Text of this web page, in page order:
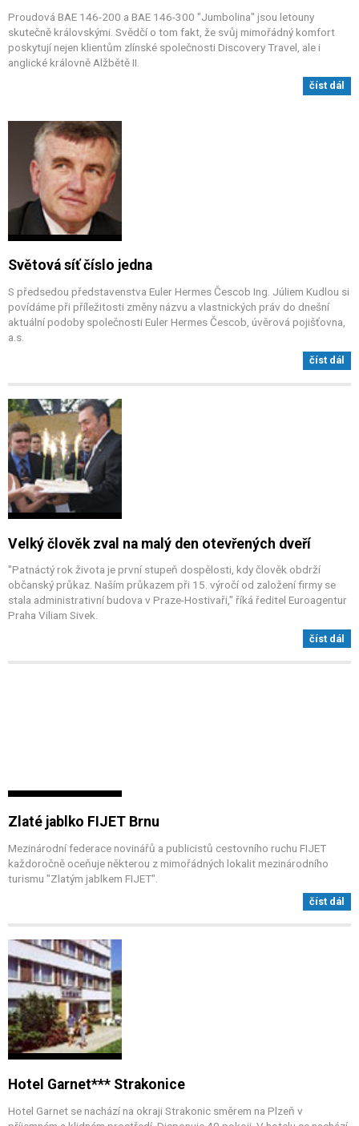
Proudová BAE 146-200 a BAE 146-300 "Jumbolina" jsou letouny
skutečně královskými. Svědčí o tom fakt, že svůj mimořádný komfort
poskytují nejen klientům zlínské společnosti Discovery Travel, ale i
anglické královně Alžbětě II.
číst dál
Světová síť číslo jedna
S předsedou představenstva Euler Hermes Čescob Ing. Júliem Kudlou si
povídáme při příležitosti změny názvu a vlastnických práv do dnešní
aktuální podoby společnosti Euler Hermes Čescob, úvěrová pojišťovna,
a.s.
číst dál
Velký člověk zval na malý den otevřených dveří
"Patnáctý rok života je první stupeň dospělosti, kdy člověk obdrží
občanský průkaz. Naším průkazem při 15. výročí od založení firmy se
stala administrativní budova v Praze-Hostivaři," říká ředitel Euroagentur
Praha Viliam Sivek.
číst dál
Zlaté jablko FIJET Brnu
Mezinárodní federace novinářů a publicistů cestovního ruchu FIJET
každoročně oceňuje některou z mimořádných lokalit mezinárodního
turismu "Zlatým jablkem FIJET".
číst dál
Hotel Garnet*** Strakonice
Hotel Garnet se nachází na okraji Strakonic směrem na Plzeň v